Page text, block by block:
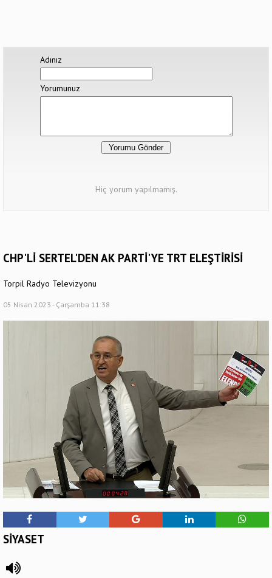
Adınız
Yorumunuz
Hiç yorum yapılmamış.
CHP'Lİ SERTEL'DEN AK PARTİ'YE TRT ELEŞTİRİSİ
Torpil Radyo Televizyonu
05 Nisan 2023 - Çarşamba 11:38
SİYASET